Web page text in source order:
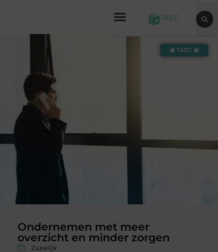
Ondernemen met meer
overzicht en minder zorgen
Zakelijk
◉ TAEC ◉